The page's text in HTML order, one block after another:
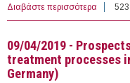
Διαβάστε περισσότερα για523
09/04/2019 -
treatment processes
Germany)